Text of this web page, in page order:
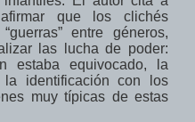
que los clichés
entre géneros,
las lucha de poder:
estaba equivocado,
la
identificación con
los
muy típicas de estas